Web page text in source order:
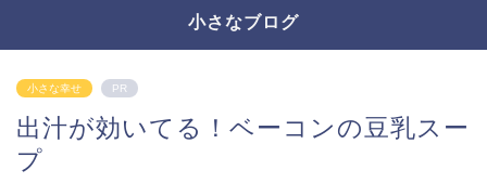
小さなブログ
小さな幸せ PR
出汁が効いてる！ベーコンの豆乳スー
プ